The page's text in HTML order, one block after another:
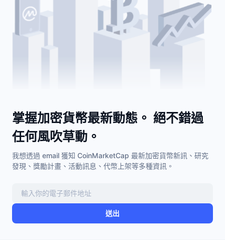
掌握加密貨幣最新動態。 絕不錯過
任何風吹草動。
我想透過 email 獲知 CoinMarketCap 最新加密貨幣新訊、研究
發現、獎勵計畫、活動訊息、代幣上架等多種資訊。
送出